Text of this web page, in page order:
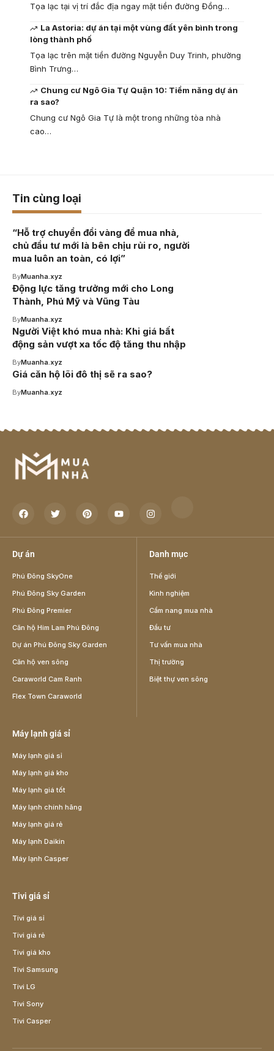
Tọa lạc tại vị trí đắc địa ngay mặt tiền đường Đồng…
La Astoria: dự án tại một vùng đất yên bình trong
lòng thành phố
Tọa lạc trên mặt tiền đường Nguyễn Duy Trinh, phường
Bình Trưng…
Chung cư Ngô Gia Tự Quận 10: Tiềm năng dự án
ra sao?
Chung cư Ngô Gia Tự là một trong những tòa nhà
cao…
Tin cùng loại
“Hỗ trợ chuyển đổi vàng để mua nhà,
chủ đầu tư mới là bên chịu rủi ro, người
mua luôn an toàn, có lợi”
ByMuanha.xyz
Động lực tăng trưởng mới cho Long
Thành, Phú Mỹ và Vũng Tàu
ByMuanha.xyz
Người Việt khó mua nhà: Khi giá bất
động sản vượt xa tốc độ tăng thu nhập
ByMuanha.xyz
Giá căn hộ lõi đô thị sẽ ra sao?
ByMuanha.xyz
Dự án
Phú Đông SkyOne
Phú Đông Sky Garden
Phú Đông Premier
Căn hộ Him Lam Phú Đông
Dự án Phú Đông Sky Garden
Căn hộ ven sông
Caraworld Cam Ranh
Flex Town Caraworld
Danh mục
Thế giới
Kinh nghiệm
Cẩm nang mua nhà
Đầu tư
Tư vấn mua nhà
Thị trường
Biệt thự ven sông
Máy lạnh giá sỉ
Máy lạnh giá sỉ
Máy lạnh giá kho
Máy lạnh giá tốt
Máy lạnh chính hãng
Máy lạnh giá rẻ
Máy lạnh Daikin
Máy lạnh Casper
Tivi giá sỉ
Tivi giá sỉ
Tivi giá rẻ
Tivi giá kho
Tivi Samsung
Tivi LG
Tivi Sony
Tivi Casper